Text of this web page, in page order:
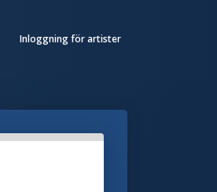
Inloggning för artister